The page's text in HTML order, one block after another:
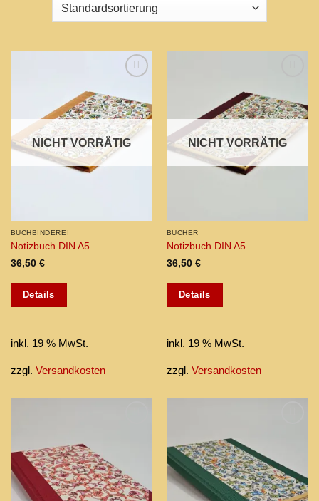
wishlist
NICHT VORRÄTIG
BUCHBINDEREI
Notizbuch DIN A5
36,50 €
Details
inkl. 19 % MwSt.
zzgl. Versandkosten
wishlist
NICHT VORRÄTIG
BÜCHER
Notizbuch DIN A5
36,50 €
Details
inkl. 19 % MwSt.
zzgl. Versandkosten